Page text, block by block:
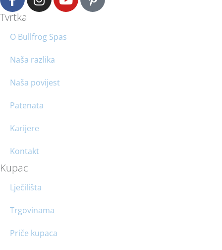
Tvrtka
O Bullfrog Spas
Naša razlika
Naša povijest
Patenata
Karijere
Kontakt
Kupac
Lječilišta
Trgovinama
Priče kupaca